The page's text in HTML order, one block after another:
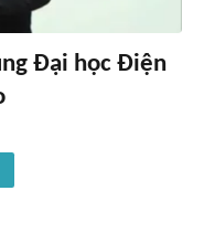
Đại học Điện